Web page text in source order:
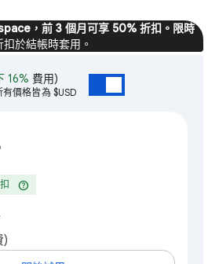
，前 3 個月可享 50% 折扣。限時
扣於結帳時套用。
16% 費用)
價格皆為 $USD
help
)